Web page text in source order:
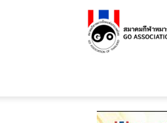
สมาคม
กีฬา
หมาก
ล้อม